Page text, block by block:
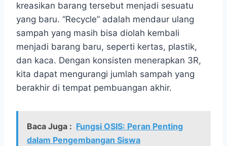
kreasikan barang tersebut menjadi sesuatu
yang baru. “Recycle” adalah mendaur ulang
sampah yang masih bisa diolah kembali
menjadi barang baru, seperti kertas, plastik,
dan kaca. Dengan konsisten menerapkan 3R,
kita dapat mengurangi jumlah sampah yang
berakhir di tempat pembuangan akhir.
Baca Juga : Fungsi OSIS: Peran Penting
dalam Pengembangan Siswa